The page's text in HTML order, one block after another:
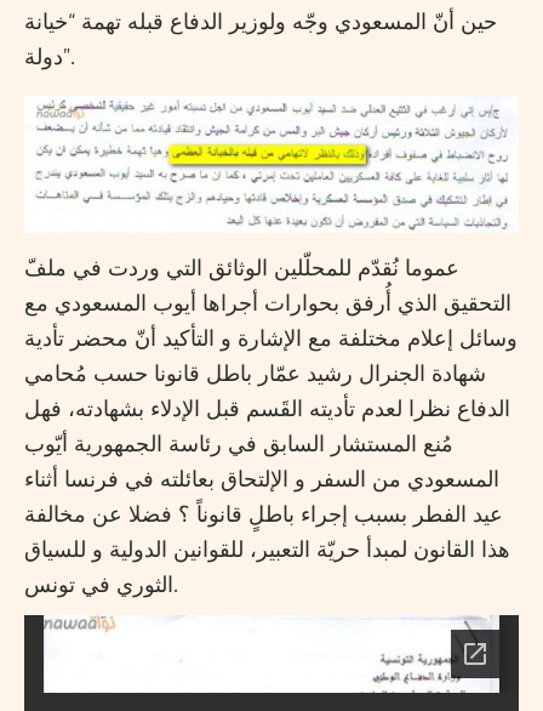
حين أنّ المسعودي وجّه ولوزير الدفاع قبله تهمة “خيانة
دولة”.
عموما نُقدّم للمحلّلين الوثائق التي وردت في ملفّ
التحقيق الذي أُرفق بحوارات أجراها أيوب المسعودي مع
وسائل إعلام مختلفة مع الإشارة و التأكيد أنّ محضر تأدية
شهادة الجنرال رشيد عمّار باطل قانونا حسب مُحامي
الدفاع نظرا لعدم تأديته القَسم قبل الإدلاء بشهادته، فهل
مُنع المستشار السابق في رئاسة الجمهورية أيّوب
المسعودي من السفر و الإلتحاق بعائلته في فرنسا أثناء
عيد الفطر بسبب إجراء باطلٍ قانوناً ؟ فضلا عن مخالفة
هذا القانون لمبدأ حريّة التعبير، للقوانين الدولية و للسياق
الثوري في تونس.